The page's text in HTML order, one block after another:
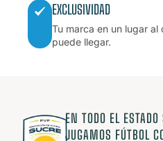
EXCLUSIVIDAD
Tu marca en un lugar
puede llegar.
EN TODO EL ESTADO
JUGAMOS FÚTBOL